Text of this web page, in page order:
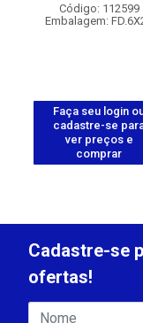
Código: 112599
Embalagem:
Faça seu login
cadastre-se
ver preços e
comprar
Cadastre-se
ofertas!